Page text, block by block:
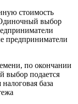
стоимость
выбор
предприниматели
по окончании
выбор подается
база